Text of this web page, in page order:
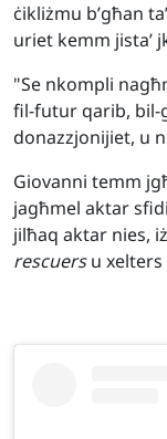
ċikliżmu b’għan
uriet kemm jista’
"Se nkompli
fil-futur qarib, bil-
donazzjonijiet, u
Giovanni temm
jagħmel aktar
jilħaq aktar nies,
rescuersu xelters